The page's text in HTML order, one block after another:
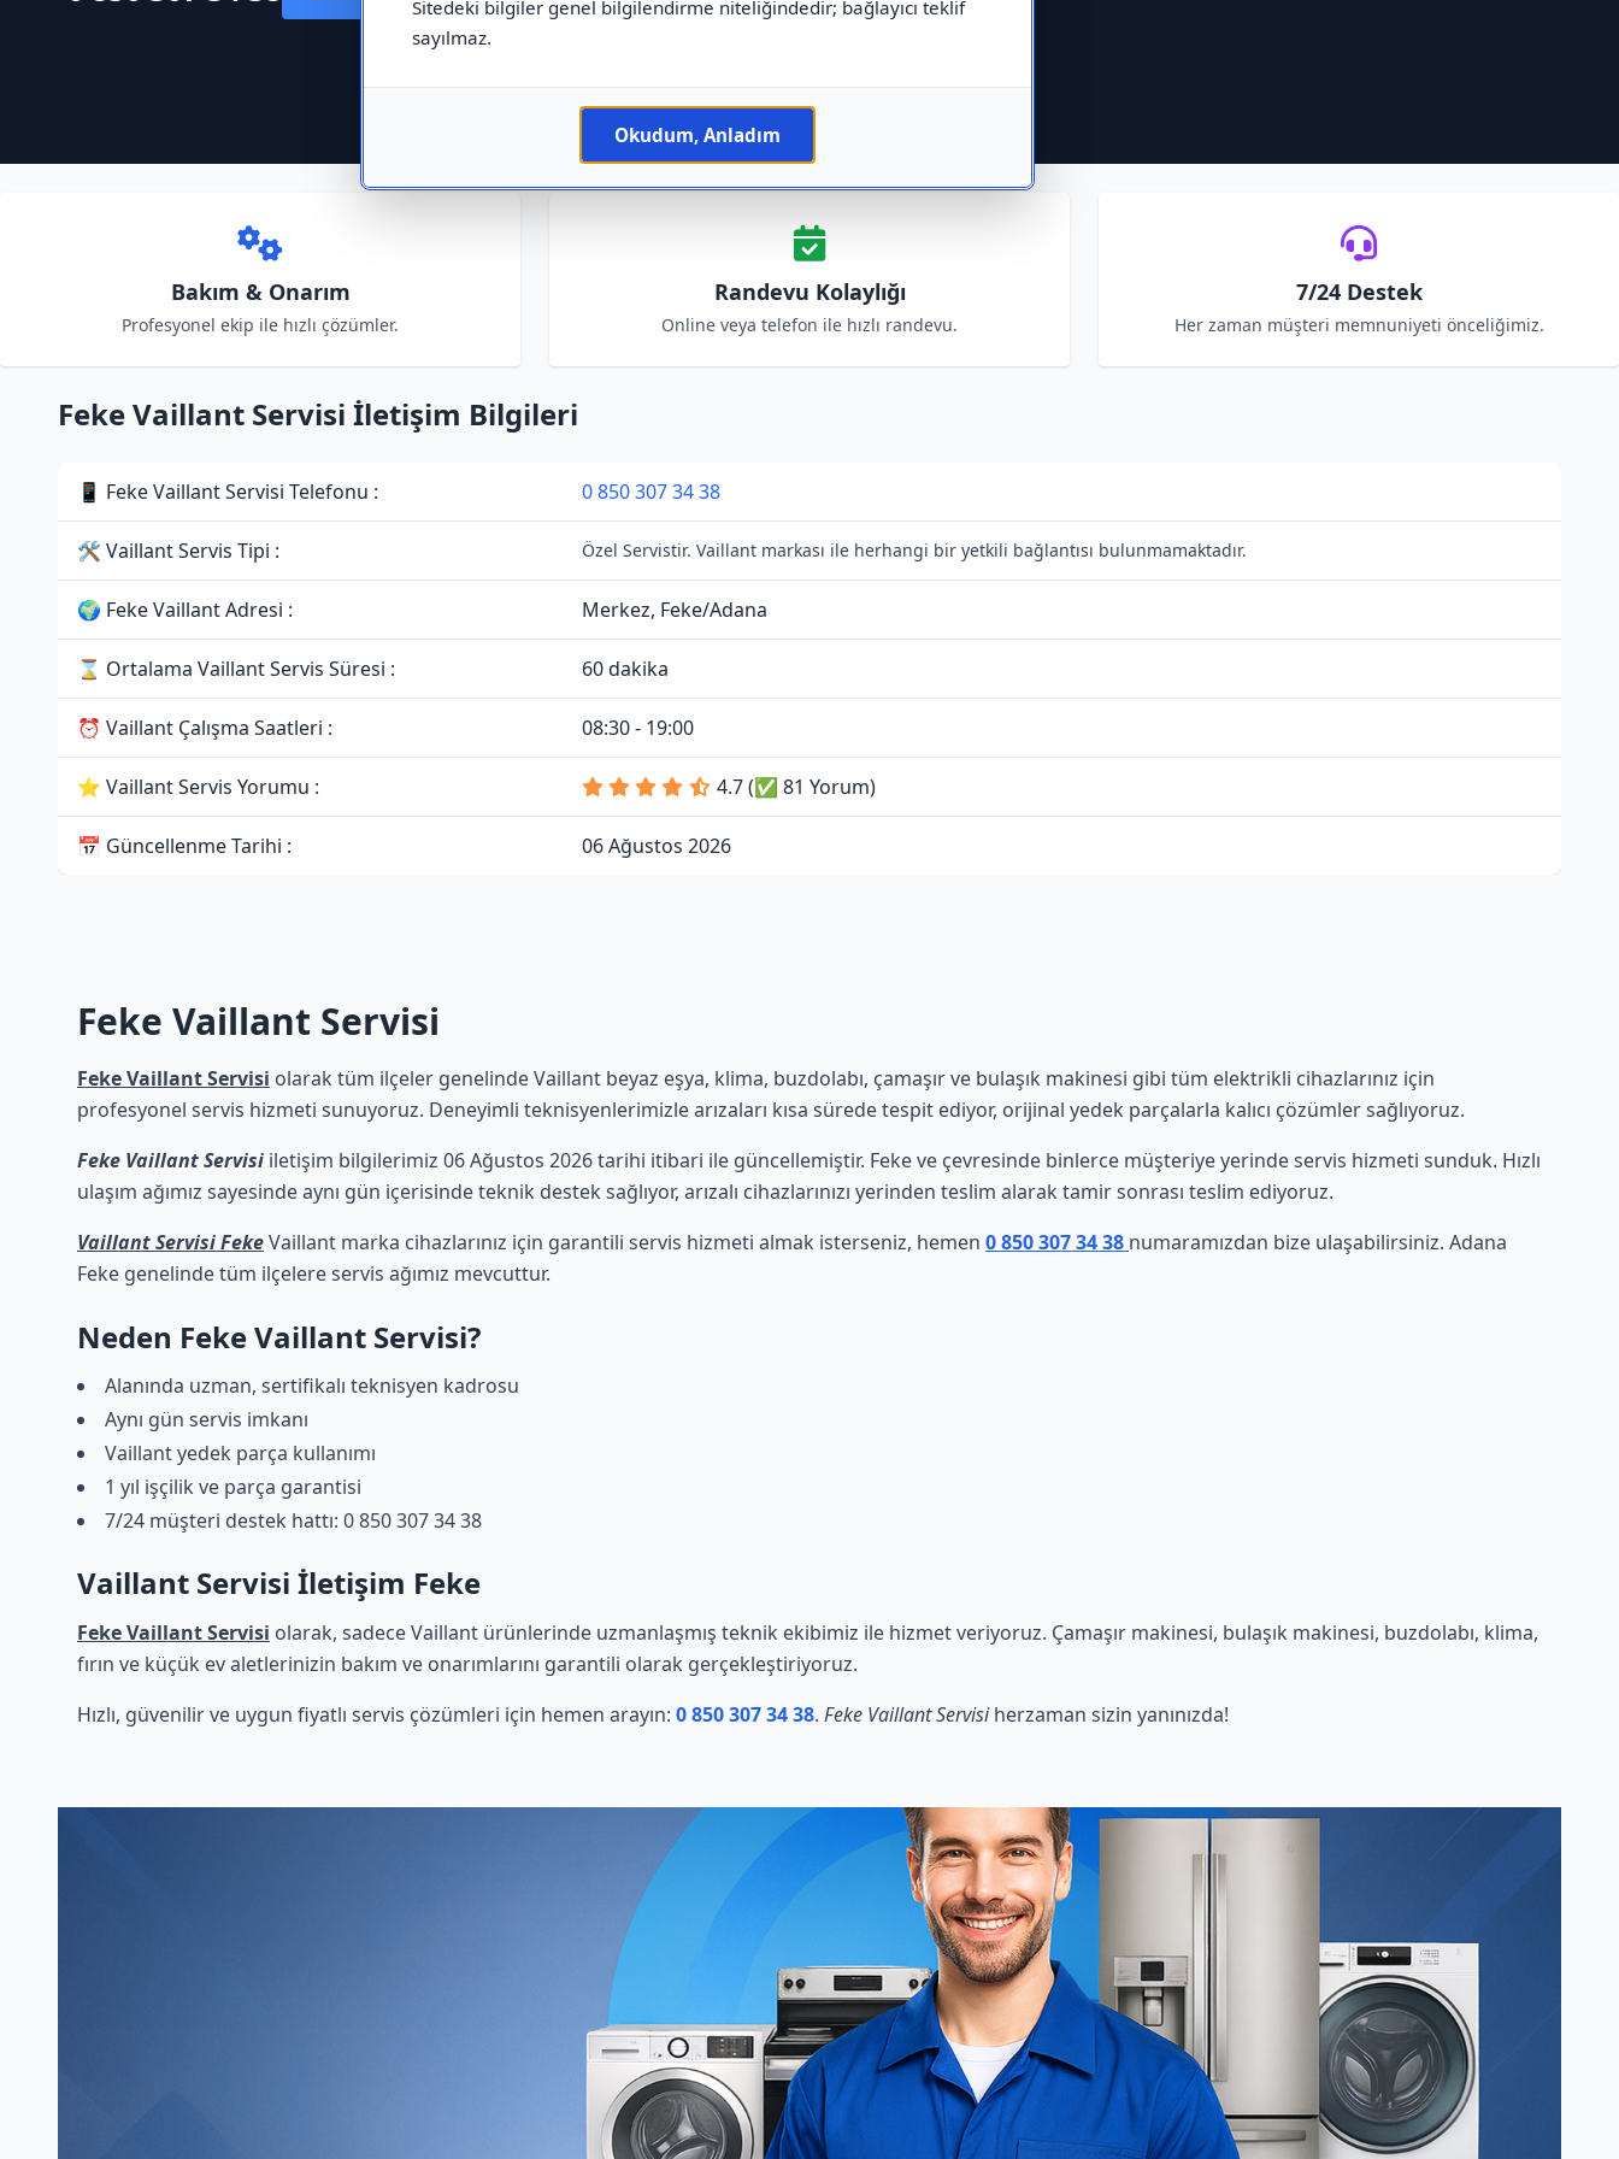
Sitedeki bilgiler genel bilgilendirme niteliğindedir; bağlayıcı teklif
sayılmaz.
Okudum, Anladım
Bakım & Onarım
Profesyonel ekip ile hızlı çözümler.
Randevu Kolaylığı
Online veya telefon ile hızlı randevu.
7/24 Destek
Her zaman müşteri memnuniyeti önceliğimiz.
Feke Vaillant Servisi İletişim Bilgileri
📱 Feke Vaillant Servisi Telefonu : 0 850 307 34 38
🛠 Vaillant Servis Tipi : Özel Servistir. Vaillant markası ile herhangi bir yetkili bağlantısı bulunmamaktadır.
🌍 Feke Vaillant Adresi : Merkez, Feke/Adana
⌛ Ortalama Vaillant Servis Süresi : 60 dakika
⏰ Vaillant Çalışma Saatleri : 08:30 - 19:00
⭐ Vaillant Servis Yorumu : 4.7 (✅ 81 Yorum)
📅 Güncellenme Tarihi : 06 Ağustos 2026
Feke Vaillant Servisi
Feke Vaillant Servisi olarak tüm ilçeler genelinde Vaillant beyaz eşya, klima, buzdolabı, çamaşır ve bulaşık makinesi gibi tüm elektrikli cihazlarınız için
profesyonel servis hizmeti sunuyoruz. Deneyimli teknisyenlerimizle arızaları kısa sürede tespit ediyor, orijinal yedek parçalarla kalıcı çözümler sağlıyoruz.
Feke Vaillant Servisi iletişim bilgilerimiz 06 Ağustos 2026 tarihi itibari ile güncellemiştir. Feke ve çevresinde binlerce müşteriye yerinde servis hizmeti sunduk. Hızlı
ulaşım ağımız sayesinde aynı gün içerisinde teknik destek sağlıyor, arızalı cihazlarınızı yerinden teslim alarak tamir sonrası teslim ediyoruz.
Vaillant Servisi FekeVaillant marka cihazlarınız için garantili servis hizmeti almak isterseniz, hemen 0 850 307 34 38 numaramızdan bize ulaşabilirsiniz. Adana
Feke genelinde tüm ilçelere servis ağımız mevcuttur.
Neden Feke Vaillant Servisi?
Alanında uzman, sertifikalı teknisyen kadrosu
Aynı gün servis imkanı
Vaillant yedek parça kullanımı
1 yıl işçilik ve parça garantisi
7/24 müşteri destek hattı: 0 850 307 34 38
Vaillant Servisi İletişim Feke
Feke Vaillant Servisi olarak, sadece Vaillant ürünlerinde uzmanlaşmış teknik ekibimiz ile hizmet veriyoruz. Çamaşır makinesi, bulaşık makinesi, buzdolabı, klima,
fırın ve küçük ev aletlerinizin bakım ve onarımlarını garantili olarak gerçekleştiriyoruz.
Hızlı, güvenilir ve uygun fiyatlı servis çözümleri için hemen arayın: 0 850 307 34 38. Feke Vaillant Servisiherzaman sizin yanınızda!